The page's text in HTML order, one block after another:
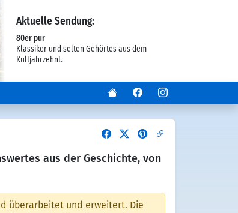
Aktuelle Sendung:
80er pur
Klassiker und selten Gehörtes aus dem
Kultjahrzehnt.
aus der Geschichte, von
überarbeitet und erweitert. Die